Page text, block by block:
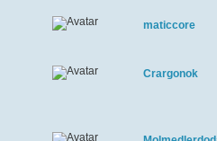
maticcore
Crargonok